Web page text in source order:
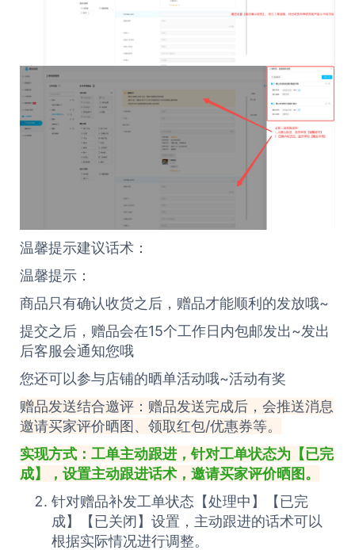
温馨提示建议话术：
温馨提示：
商品只有确认收货之后，赠品才能顺利的发放哦~
提交之后，赠品会在15个工作日内包邮发出~发出
后客服会通知您哦
您还可以参与店铺的晒单活动哦~活动有奖
赠品发送结合邀评：赠品发送完成后，会推送消息
邀请买家评价晒图、领取红包/优惠券等。
实现方式： 工单主动跟进，针对工单状态为【已完
成】，设置主动跟进话术，邀请买家评价晒图。
针对赠品补发工单状态【处理中】【已完
成】【已关闭】设置，主动跟进的话术可以
根据实际情况进行调整。